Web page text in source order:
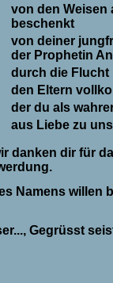
von den Weisen
beschenkt
von deiner
der Prophetin
durch die Flucht
den Eltern
der du als
aus Liebe zu
danken dir für
Namens willen
Gegrüsst